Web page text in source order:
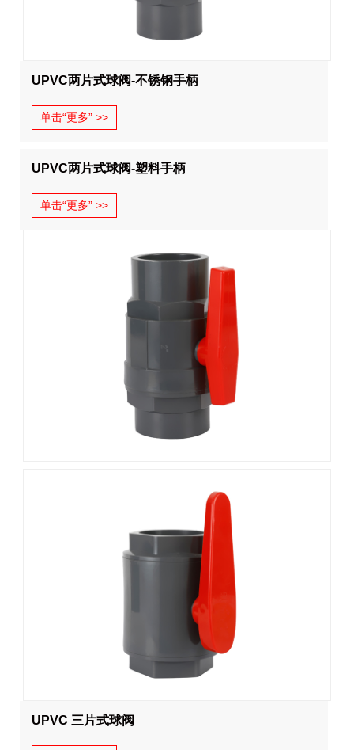
UPVC两片式球阀-不锈钢手柄
单击“更多” >>
UPVC两片式球阀-塑料手柄
单击“更多” >>
UPVC 三片式球阀